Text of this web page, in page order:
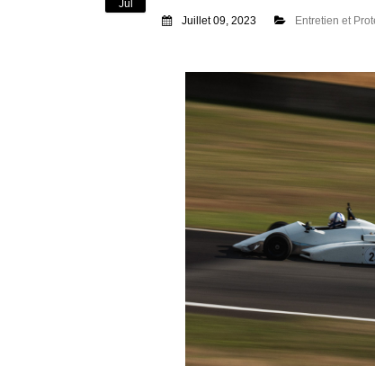
Jul
Juillet 09, 2023 Entretien et